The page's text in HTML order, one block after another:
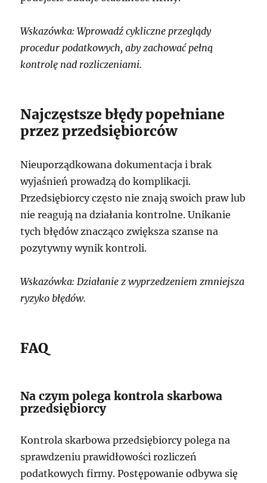
Wskazówka: Wprowadź cykliczne przeglądy
procedur podatkowych, aby zachować pełną
kontrolę nad rozliczeniami.
Najczęstsze błędy popełniane
przez przedsiębiorców
Nieuporządkowana dokumentacja i brak
wyjaśnień prowadzą do komplikacji.
Przedsiębiorcy często nie znają swoich praw lub
nie reagują na działania kontrolne. Unikanie
tych błędów znacząco zwiększa szanse na
pozytywny wynik kontroli.
Wskazówka: Działanie z wyprzedzeniem zmniejsza
ryzyko błędów.
FAQ
Na czym polega kontrola skarbowa
przedsiębiorcy
Kontrola skarbowa przedsiębiorcy polega na
sprawdzeniu prawidłowości rozliczeń
podatkowych firmy. Postępowanie odbywa się